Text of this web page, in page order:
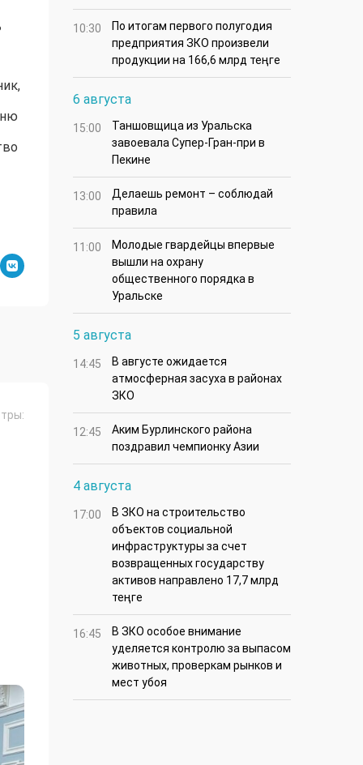
10:30
По итогам первого полугодия
предприятия ЗКО произвели
продукции на 166,6 млрд теңге
6 августа
15:00
Таншовщица из Уральска
завоевала Супер-Гран-при в
Пекине
13:00
Делаешь ремонт – соблюдай
правила
11:00
Молодые гвардейцы впервые
вышли на охрану
общественного порядка в
Уральске
5 августа
14:45
В августе ожидается
атмосферная засуха в районах
ЗКО
12:45
Аким Бурлинского района
поздравил чемпионку Азии
4 августа
17:00
В ЗКО на строительство
объектов социальной
инфраструктуры за счет
возвращенных государству
активов направлено 17,7 млрд
теңге
16:45
В ЗКО особое внимание
уделяется контролю за выпасом
животных, проверкам рынков и
мест убоя